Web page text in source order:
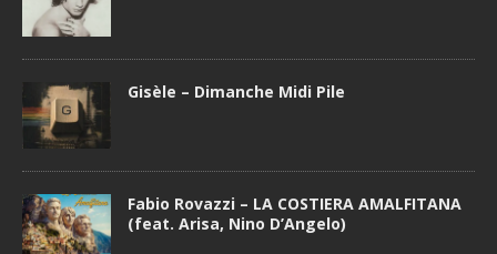
Gisèle – Dimanche Midi Pile
Fabio Rovazzi – LA COSTIERA AMALFITANA
(feat. Arisa, Nino D’Angelo)